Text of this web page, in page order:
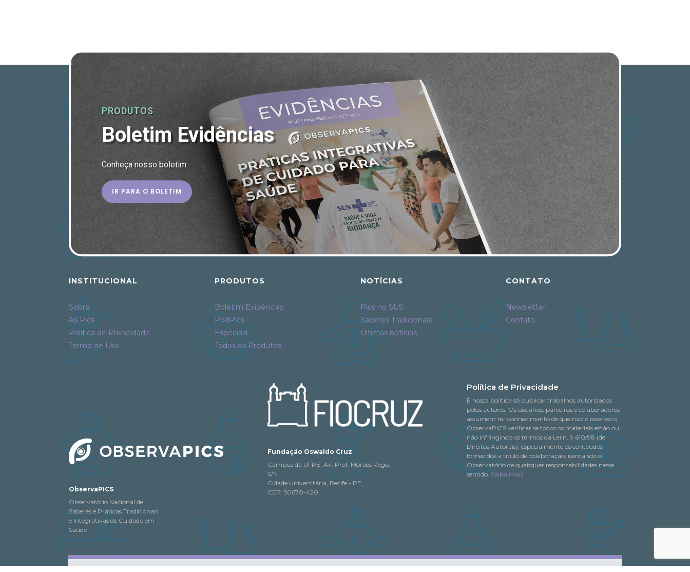
PRODUTOS
Boletim Evidências
Conheça nosso boletim
IR PARA O BOLETIM
INSTITUCIONAL
Sobre
As Pics
Política de Privacidade
Termo de Uso
PRODUTOS
Boletim Evidências
PodPics
Especiais
Todos os Produtos
NOTÍCIAS
Pics no SUS
Saberes Tradicionais
Últimas notícias
CONTATO
Newsletter
Contato
ObservaPICS
Observatório Nacional de
Saberes e Práticas Tradicionais
e Integrativas de Cuidado em
Saúde
Fundação Oswaldo Cruz
Campus da UFPE, Av. Prof. Moraes Rego,
S/N
Cidade Universitária, Recife - PE,
CEP: 50670-420
Política de Privacidade
É nossa política só publicar trabalhos autorizados
pelos autores. Os usuários, parceiros e colaboradores
assumem ter conhecimento de que não é possível o
ObservaPICS verificar se todos os materiais estão ou
não infringindo os termos da Lei n. 9.610/98 (de
Direitos Autorais), especialmente os conteúdos
fornecidos a título de colaboração, isentando o
Observatório de quaisquer responsabilidades nesse
sentido. Saiba mais